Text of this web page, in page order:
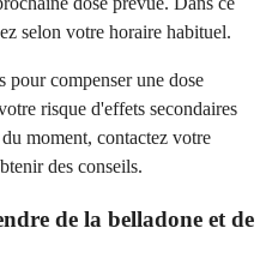
selon votre horaire habituel.
pour compenser une dose
risque d'effets secondaires
moment, contactez votre
des conseils.
de la belladone et de